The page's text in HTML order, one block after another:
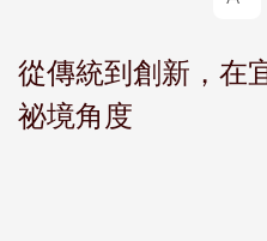
從傳統到創新，在
祕境角度